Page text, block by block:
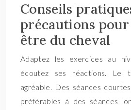
Conseils
précautions
être du cheval
Adaptez les exercices au
écoutez ses réactions. Le
agréable. Des séances
préférables à des séances